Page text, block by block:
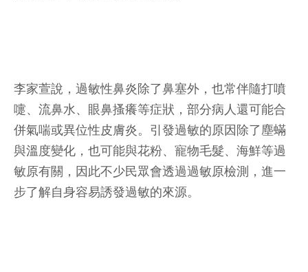
李家萱說，過敏性鼻炎除了鼻塞外，也常伴隨打噴
嚏、流鼻水、眼鼻搔癢等症狀，部分病人還可能合
併氣喘或異位性皮膚炎。引發過敏的原因除了塵蟎
與溫度變化，也可能與花粉、寵物毛髮、海鮮等過
敏原有關，因此不少民眾會透過過敏原檢測，進一
步了解自身容易誘發過敏的來源。